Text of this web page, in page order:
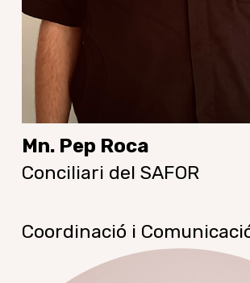
Mn. Pep Roca
Conciliari del SAFOR
Coordinació i